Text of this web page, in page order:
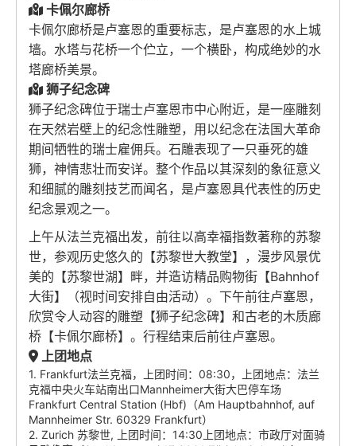
卡佩尔廊桥
卡佩尔廊桥是卢塞恩的重要标志，是卢塞恩的水上城
墙。水塔与花桥一个伫立，一个横卧，构成绝妙的水
塔廊桥美景。
狮子纪念碑
狮子纪念碑位于瑞士卢塞恩市中心附近，是一座雕刻
在天然岩壁上的纪念性雕塑，用以纪念在法国大革命
期间牺牲的瑞士雇佣兵。石雕表现了一只垂死的雄
狮，神情悲壮而安详。整个作品以其深刻的象征意义
和细腻的雕刻技艺而闻名，是卢塞恩具代表性的历史
纪念景观之一。
上午从法兰克福出发，前往以高幸福指数著称的苏黎
世，参观历史悠久的【苏黎世大教堂】，漫步风景优
美的【苏黎世湖】畔，并造访精品购物街【Bahnhof
大街】（视时间安排自由活动）。下午前往卢塞恩，
欣赏令人动容的雕塑【狮子纪念碑】和古老的木质廊
桥【卡佩尔廊桥】。行程结束后前往卢塞恩。
上团地点
1. Frankfurt法兰克福，上团时间：08:30，上团地点：法兰
克福中央火车站南出口Mannheimer大街大巴停车场
Frankfurt Central Station (Hbf)（Am Hauptbahnhof, auf
Mannheimer Str. 60329 Frankfurt）
2. Zurich 苏黎世, 上团时间：14:30上团地点：市政厅对面骑